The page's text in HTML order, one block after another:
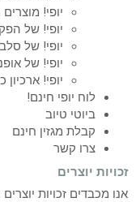
יופי!
יופי! של
יופי! של
יופי! של
יופי! ארכיון
לוח יופי חינם!
ביוטי טיוב
קבלת מגזין חינם
צרו קשר
זכויות יוצרים
אנו מכבדים זכויות